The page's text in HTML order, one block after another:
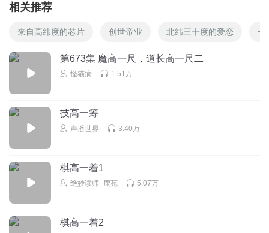
相关推荐
来自高纬度的芯片 创世帝业 北纬三十度的爱恋 一
第673集 魔高一尺，道长高一尺二
怪猫病 1.51万
技高一筹
声播世界 3.40万
棋高一着1
绝妙读师_鹿苑 5.07万
棋高一着2